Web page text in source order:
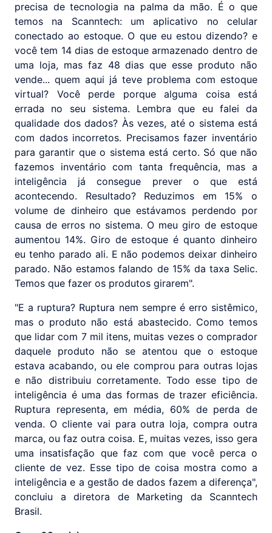
precisa de tecnologia na palma da mão. É o que
temos na Scanntech: um aplicativo no celular
conectado ao estoque. O que eu estou dizendo? e
você tem 14 dias de estoque armazenado dentro de
uma loja, mas faz 48 dias que esse produto não
vende... quem aqui já teve problema com estoque
virtual? Você perde porque alguma coisa está
errada no seu sistema. Lembra que eu falei da
qualidade dos dados? Às vezes, até o sistema está
com dados incorretos. Precisamos fazer inventário
para garantir que o sistema está certo. Só que não
fazemos inventário com tanta frequência, mas a
inteligência já consegue prever o que está
acontecendo. Resultado? Reduzimos em 15% o
volume de dinheiro que estávamos perdendo por
causa de erros no sistema. O meu giro de estoque
aumentou 14%. Giro de estoque é quanto dinheiro
eu tenho parado ali. E não podemos deixar dinheiro
parado. Não estamos falando de 15% da taxa Selic.
Temos que fazer os produtos girarem".
"E a ruptura? Ruptura nem sempre é erro sistêmico,
mas o produto não está abastecido. Como temos
que lidar com 7 mil itens, muitas vezes o comprador
daquele produto não se atentou que o estoque
estava acabando, ou ele comprou para outras lojas
e não distribuiu corretamente. Todo esse tipo de
inteligência é uma das formas de trazer eficiência.
Ruptura representa, em média, 60% de perda de
venda. O cliente vai para outra loja, compra outra
marca, ou faz outra coisa. E, muitas vezes, isso gera
uma insatisfação que faz com que você perca o
cliente de vez. Esse tipo de coisa mostra como a
inteligência e a gestão de dados fazem a diferença",
concluiu a diretora de Marketing da Scanntech
Brasil.